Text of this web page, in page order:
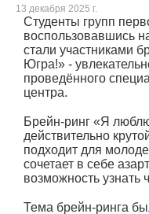
13 декабря 2025 г.
Студенты групп
воспользовавшись
стали участниками
Югра!» -
проведённого
центра.
Брейн-ринг «Я
действительно
подходит для
сочетает в себе
возможность узнать
Тема брейн-ринга